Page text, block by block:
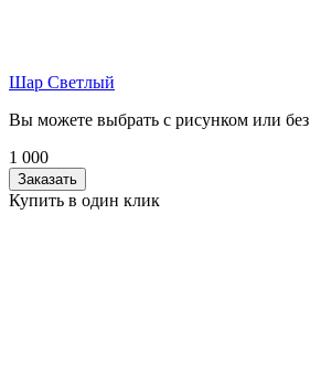
Шар Светлый
Вы можете выбрать с рисунком или без
1 000
Заказать
Купить в один клик